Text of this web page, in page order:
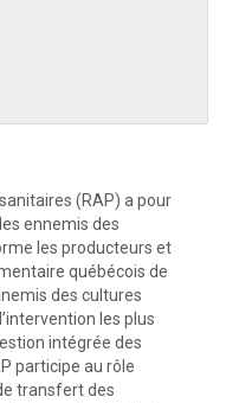
(RAP) a pour
ennemis des
les producteurs et
québécois de
des cultures
les plus
intégrée des
participe au rôle
transfert des